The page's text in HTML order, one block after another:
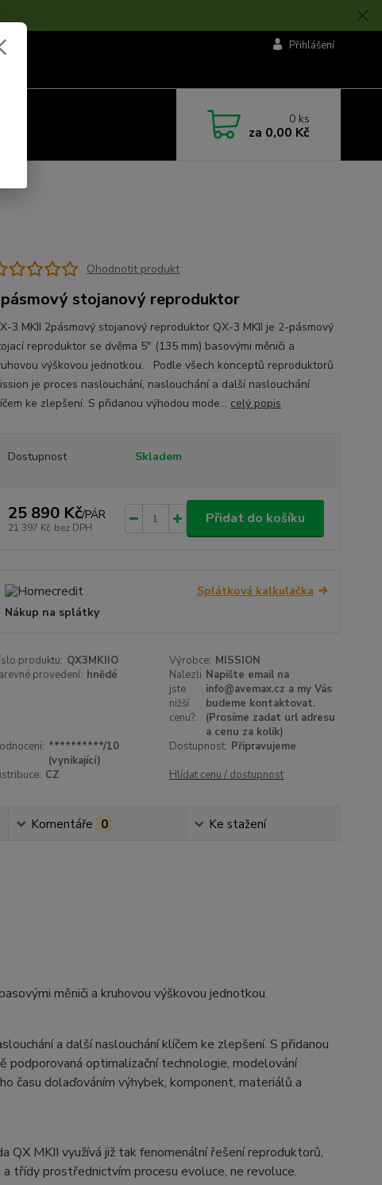
Přihlášení
0 ks
za 0,00 Kč
Ohodnotit produkt
stojanový reproduktor
3 MKII 2pásmový stojanový reproduktor QX-3 MKII je 2-pásmový
reproduktor se dvěma 5″ (135 mm) basovými měniči a
výškovou jednotkou. Podle všech konceptů reproduktorů
je proces naslouchání, naslouchání a další naslouchání
ke zlepšení. S přidanou výhodou mode... celý popis
Dostupnost Skladem
25 890 Kč/PÁR
21 397 Kč bez DPH
Přidat do košíku
Splátková kalkulačka
Nákup na splátky
produktu: QX3MKIIO Výrobce: MISSION
provedení: hnědé
Nalezli
jste
nižší
cenu?:
Napište email na
info@avemax.cz a my Vás
budeme kontaktovat.
(Prosíme zadat url adresu
a cenu za kolik)
**********/10
(vynikající)
Dostupnost: Připravujeme
CZ Hlídat cenu / dostupnost
Komentáře 0 Ke stažení
měniči a kruhovou výškovou jednotkou.
a další naslouchání klíčem ke zlepšení. S přidanou
podporovaná optimalizační technologie, modelování
času dolaďováním výhybek, komponent, materiálů a
QX MKII využívá již tak fenomenální řešení reproduktorů,
třídy prostřednictvím procesu evoluce, ne revoluce.